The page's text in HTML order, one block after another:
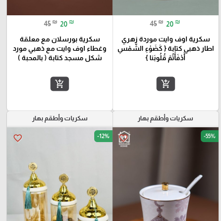
45 ₪ 20 ₪
سكرية اوف وايت موردة زهري
اطار ذهبي كتابة { كَضَوْءِ الشَّمْسِ
أَدْفَأْتُمْ قُلُوبَنا }
add_shopping_cart
45 ₪ 20 ₪
سكرية بورسلان مع معلقة
وغطاء اوف وايت مع ذهبي مورد
شكل مسجد كتابة ( بالمحبة )
add_shopping_cart
سكريات وأطقم بهار
favorite_border -55%
سكريات وأطقم بهار
favorite_border -12%